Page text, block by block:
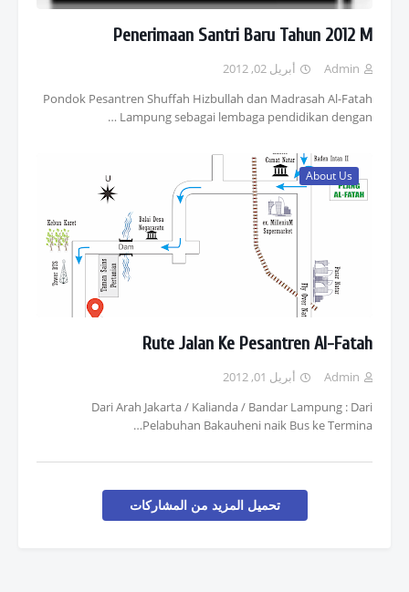
Penerimaan Santri Baru Tahun 2012 M
Admin
أبريل 02, 2012
Pondok Pesantren Shuffah Hizbullah dan Madrasah Al-Fatah
Lampung sebagai lembaga pendidikan dengan …
About Us
Rute Jalan Ke Pesantren Al-Fatah
Admin
أبريل 01, 2012
Dari Arah Jakarta / Kalianda / Bandar Lampung : Dari
Pelabuhan Bakauheni naik Bus ke Termina…
تحميل المزيد من المشاركات